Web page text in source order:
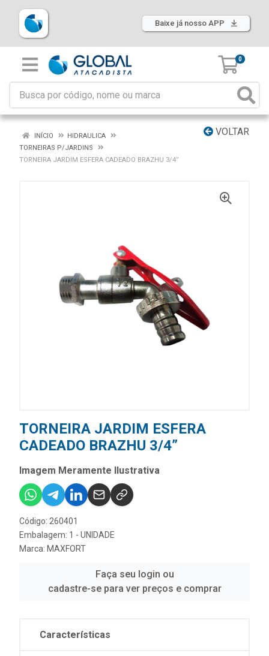
Baixe já nosso APP
0
VOLTAR
INÍCIO
HIDRAULICA
TORNEIRAS P/JARDINS
TORNEIRA JARDIM ESFERA CADEADO BRAZHU 3/4”
TORNEIRA JARDIM ESFERA
CADEADO BRAZHU 3/4”
Imagem Meramente Ilustrativa
Código: 260401
Embalagem: 1 - UNIDADE
Marca: MAXFORT
Faça seu login ou
cadastre-se para ver preços e comprar
Características